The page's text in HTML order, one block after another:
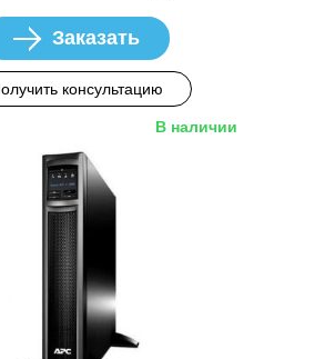
Заказать
консультацию
В наличии